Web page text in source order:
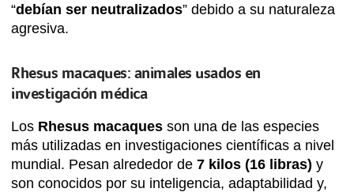
“debían ser neutralizados” debido a su naturaleza
agresiva.
Rhesus macaques: animales usados en
investigación médica
Los Rhesus macaques son una de las especies
más utilizadas en investigaciones científicas a nivel
mundial. Pesan alrededor de 7 kilos (16 libras) y
son conocidos por su inteligencia, adaptabilidad y,